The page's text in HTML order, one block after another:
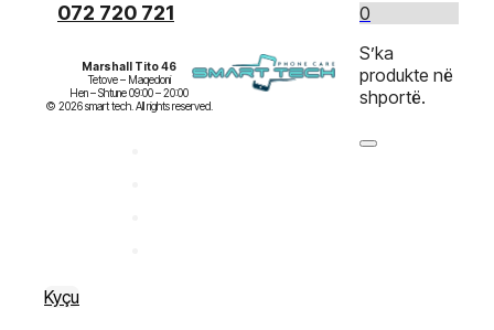
072 720 721
Marshall Tito 46
Tetove – Maqedoni
Hen – Shtune 09:00 – 20:00
Kyçu
0
S’ka
produkte në
shportë.